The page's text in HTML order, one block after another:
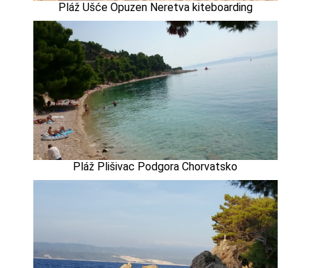
Pláž Ušće Opuzen Neretva kiteboarding
Pláž Plišivac Podgora Chorvatsko